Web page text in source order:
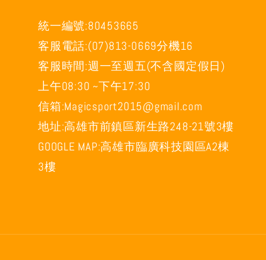
統一編號:80453665
客服電話:(07)813-0669分機16
客服時間:週一至週五(不含國定假日)
上午08:30 ~下午17:30
信箱:Magicsport2015@gmail.com
地址:高雄市前鎮區新生路248-21號3樓
GOOGLE MAP:高雄市臨廣科技園區A2棟
3樓